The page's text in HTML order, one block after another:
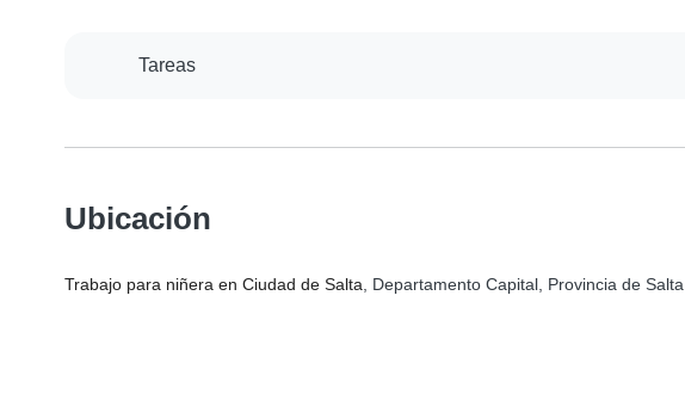
Tareas
Ubicación
Trabajo para niñera en Ciudad de Salta, Departamento Capital, Provincia de Salta